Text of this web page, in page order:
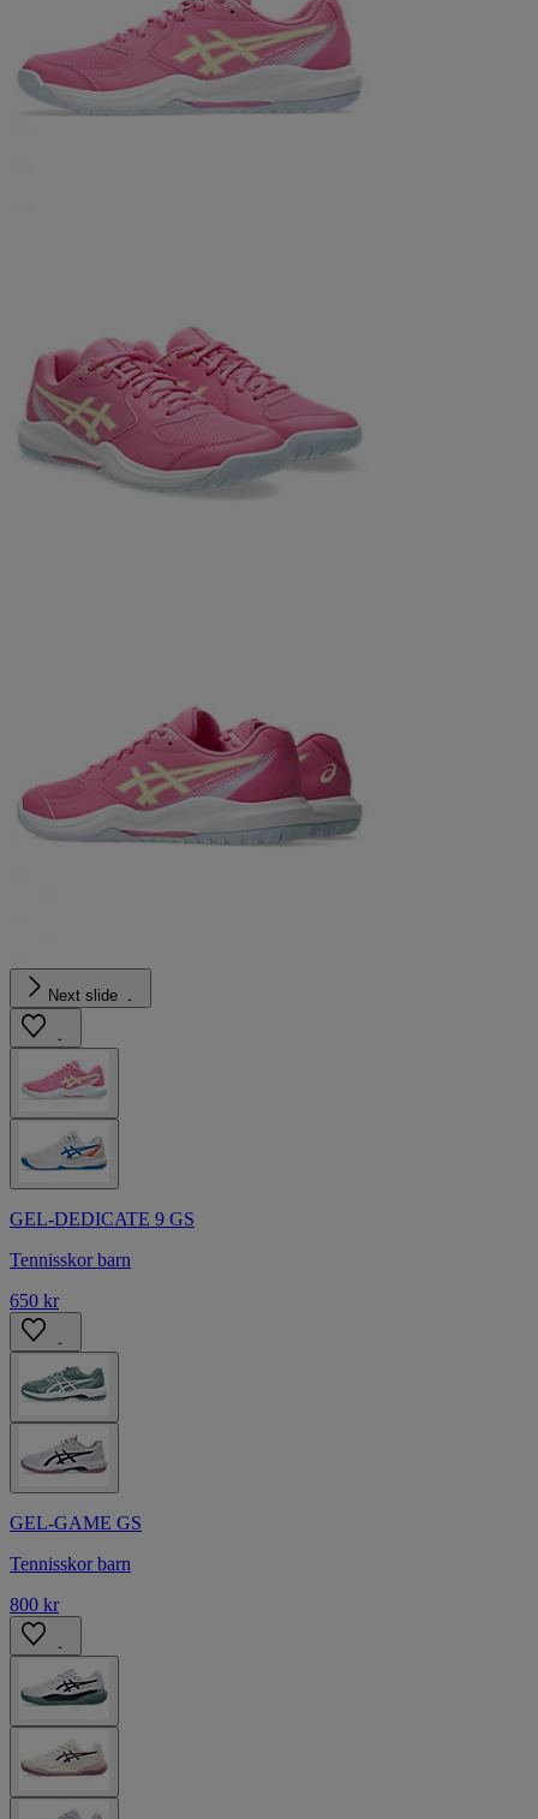
Next slide
GEL-DEDICATE 9 GS
Tennisskor barn
650 kr
GEL-GAME GS
Tennisskor barn
800 kr